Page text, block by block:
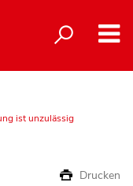
ist unzulässig
Drucken